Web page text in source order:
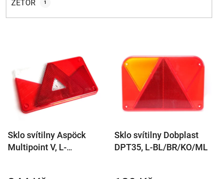
ZETOR 1
o
d
k
Sklo svítilny Aspöck
Multipoint V, L-
Sklo svítilny Dobplast
DPT35, L-BL/BR/KO/ML